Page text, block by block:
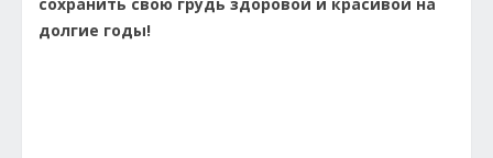
долгие годы!